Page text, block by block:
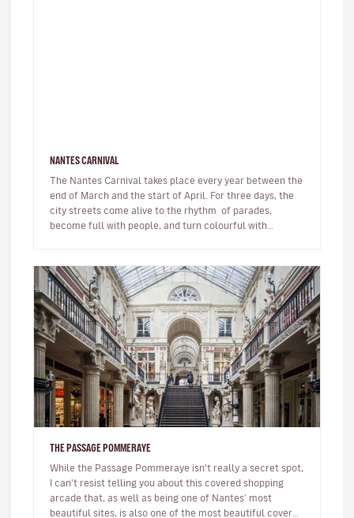
NANTES CARNIVAL
The Nantes Carnival takes place every year between the
end of March and the start of April. For three days, the
city streets come alive to the rhythm of parades,
become full with people, and turn colourful with
THE PASSAGE POMMERAYE
While the Passage Pommeraye isn't really a secret spot,
I can't resist telling you about this covered shopping
arcade that, as well as being one of Nantes' most
beautiful sites, is also one of the most beautiful covered